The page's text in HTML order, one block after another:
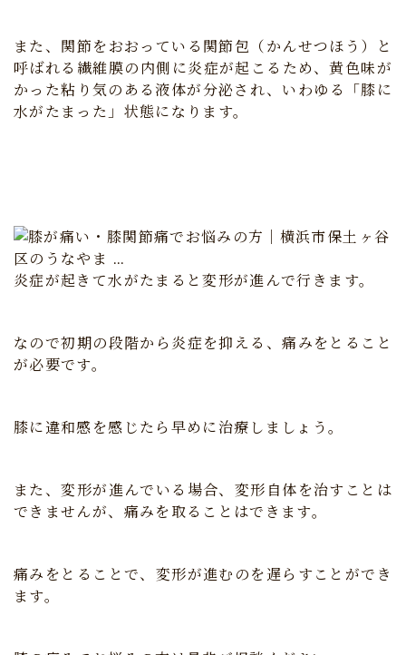
また、関節をおおっている関節包（かんせつほう）と
呼ばれる繊維膜の内側に炎症が起こるため、黄色味が
かった粘り気のある液体が分泌され、いわゆる「膝に
水がたまった」状態になります。
炎症が起きて水がたまると変形が進んで行きます。
なので初期の段階から炎症を抑える、痛みをとること
が必要です。
膝に違和感を感じたら早めに治療しましょう。
また、変形が進んでいる場合、変形自体を治すことは
できませんが、痛みを取ることはできます。
痛みをとることで、変形が進むのを遅らすことができ
ます。